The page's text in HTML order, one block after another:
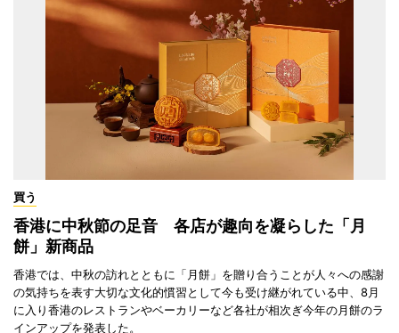
買う
香港に中秋節の足音 各店が趣向を凝らした「月
餅」新商品
香港では、中秋の訪れとともに「月餅」を贈り合うことが人々への感謝
の気持ちを表す大切な文化的慣習として今も受け継がれている中、8月
に入り香港のレストランやベーカリーなど各社が相次ぎ今年の月餅のラ
インアップを発表した。